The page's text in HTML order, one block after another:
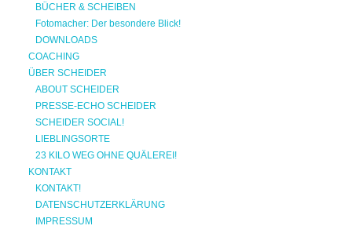
BÜCHER & SCHEIBEN
Fotomacher: Der besondere Blick!
DOWNLOADS
COACHING
ÜBER SCHEIDER
ABOUT SCHEIDER
PRESSE-ECHO SCHEIDER
SCHEIDER SOCIAL!
LIEBLINGSORTE
23 KILO WEG OHNE QUÄLEREI!
KONTAKT
KONTAKT!
DATENSCHUTZERKLÄRUNG
IMPRESSUM